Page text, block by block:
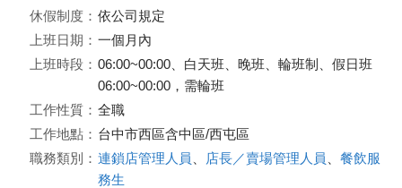
休假制度： 依公司規定
上班日期： 一個月內
上班時段： 06:00~00:00、白天班、晚班、輪班制、假日班
06:00~00:00，需輪班
工作性質： 全職
工作地點： 台中市西區含中區/西屯區
職務類別： 連鎖店管理人員 店長／賣場管理人員
餐飲服
務生